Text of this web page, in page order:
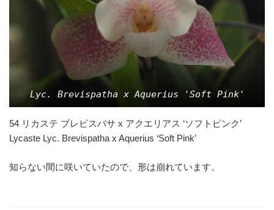
Lyc. Brevispatha x Aquerius 'Soft Pink'
54 リカステ ブレビスバサ x アクエリアス ‘ソフトピンク’
Lycaste Lyc. Brevispatha x Aquerius ‘Soft Pink’
知らない間に咲いていたので、形は崩れています。